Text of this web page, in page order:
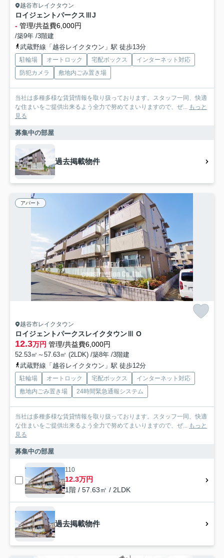
越谷市レイクタウン
ロイジェントパークスⅢJ
- 管理/共益費6,000円
/築9年 /3階建
武蔵野線「越谷レイクタウン」駅 徒歩13分
駐輪場 オートロック 宅配ボックス
インターネット対応
防犯カメラ
敷地内ごみ置き場
当社は多種多様な賃貸情報を取り扱っております。スタッフ一同、快適
な住まいをご提供出来るよう全力で努めてまいりますので、ぜ... もっと
見る
募集中の部屋
過去掲載物件
アパート
越谷市レイクタウン
ロイジェントパークスレイクタウンⅢ O
12.3万円 管理/共益費6,000円
52.53㎡～57.63㎡ (2LDK) /築8年 /3階建
武蔵野線「越谷レイクタウン」駅 徒歩12分
駐輪場 オートロック 宅配ボックス
インターネット対応
敷地内ごみ置き場
24時間緊急通報システム
当社は多種多様な賃貸情報を取り扱っております。スタッフ一同、快適
な住まいをご提供出来るよう全力で努めてまいりますので、ぜ... もっと
見る
募集中の部屋
110
12.3万円
1階 / 57.63㎡ / 2LDK
過去掲載物件